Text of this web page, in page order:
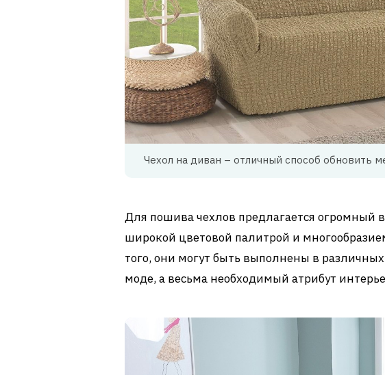
Чехол на диван – отличный способ обновить
Для пошива чехлов предлагается огромный
широкой цветовой палитрой и
того, они могут быть выполнены в
моде, а весьма необходимый атрибут